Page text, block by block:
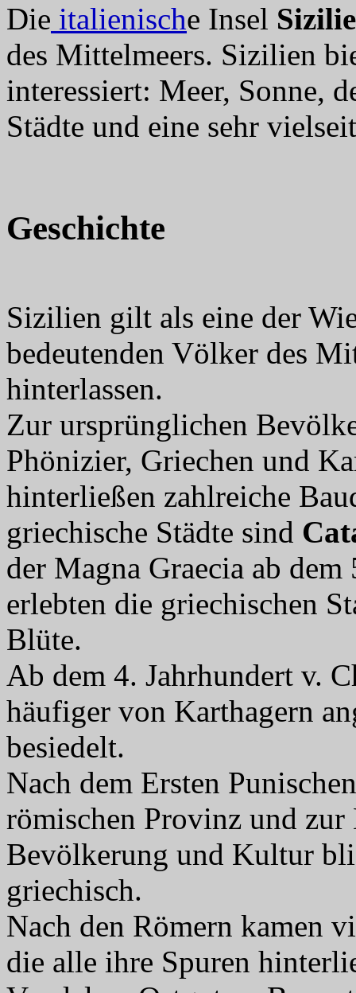
Die italienische Insel
des Mittelmeers. Sizilien
interessiert: Meer, Sonne,
Städte und eine sehr
Geschichte
Sizilien gilt als eine der
bedeutenden Völker des
hinterlassen.
Zur ursprünglichen
Phönizier, Griechen und
hinterließen zahlreiche
griechische Städte sind
der Magna Graecia ab
erlebten die griechischen
Blüte.
Ab dem 4. Jahrhundert v.
häufiger von Karthagern
besiedelt.
Nach dem Ersten
römischen Provinz und
Bevölkerung und Kultur
griechisch.
Nach den Römern kamen
die alle ihre Spuren